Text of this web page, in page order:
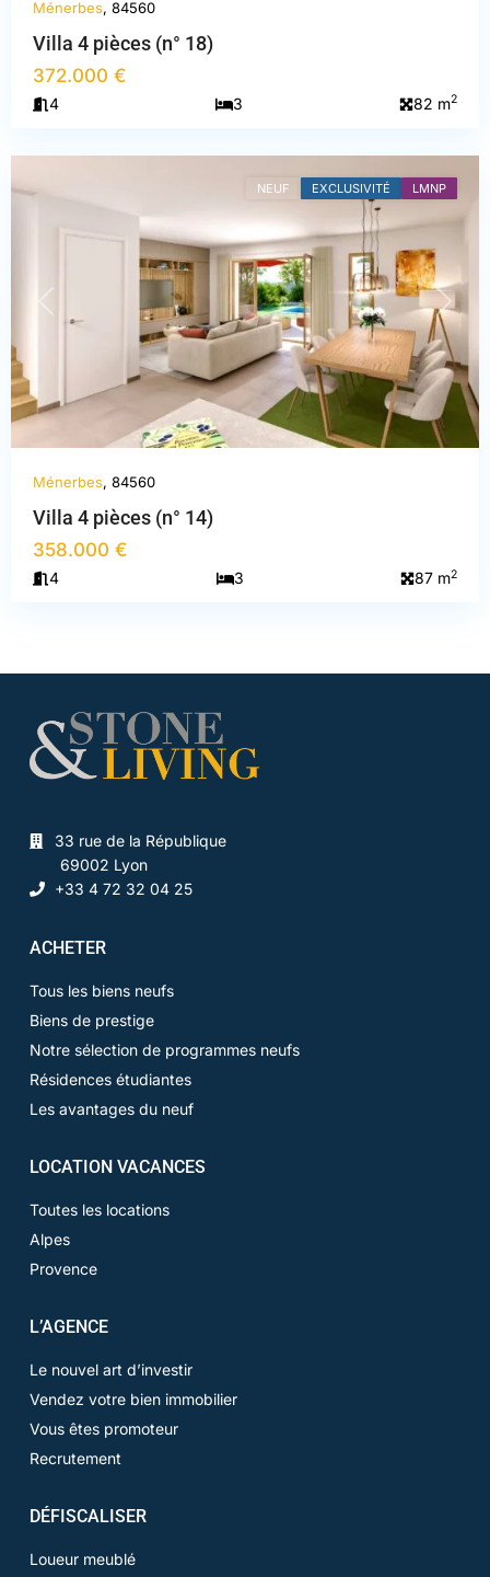
Ménerbes, 84560
Villa 4 pièces (n° 18)
372.000 €
4 3 82 m2
Vaucluse
PREVIOUS NEXT
NEUF EXCLUSIVITÉ LMNP
Ménerbes, 84560
Villa 4 pièces (n° 14)
358.000 €
4 3 87 m2
33 rue de la République
69002 Lyon
+33 4 72 32 04 25
ACHETER
Tous les biens neufs
Biens de prestige
Notre sélection de programmes neufs
Résidences étudiantes
Les avantages du neuf
LOCATION VACANCES
Toutes les locations
Alpes
Provence
L’AGENCE
Le nouvel art d’investir
Vendez votre bien immobilier
Vous êtes promoteur
Recrutement
DÉFISCALISER
Loueur meublé